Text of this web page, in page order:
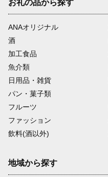
お礼の品から探す
ANAオリジナル
酒
加工食品
魚介類
日用品・雑貨
パン・菓子類
フルーツ
ファッション
飲料(酒以外)
地域から探す